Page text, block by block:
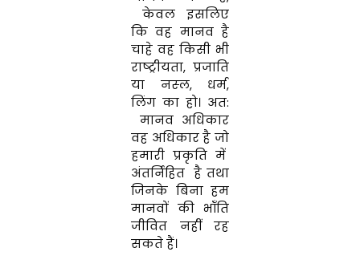
केवल इसलिए
कि वह मानव है
चाहे वह किसी भी
राष्‍ट्रीयता,प्रजाति
या नस्‍ल, धर्म,
लिंग का हो। अत:
मानव अधिकार
वह अधिकार है जो
हमारी प्रकृति में
अंतर्निहित है तथा
जिनके बिना हम
मानवों की भॉंति
जीवित नहीं रह
सकते हैं।